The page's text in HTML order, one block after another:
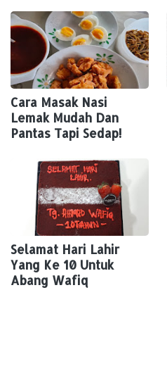
Cara Masak Nasi
Lemak Mudah Dan
Pantas Tapi Sedap!
Selamat Hari Lahir
Yang Ke 10 Untuk
Abang Wafiq